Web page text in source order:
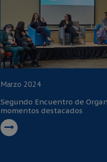
Marzo 2024
Segundo Encuentro de
momentos destacados